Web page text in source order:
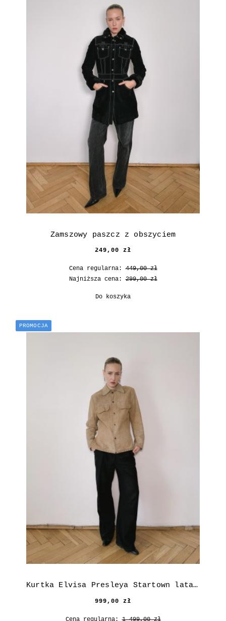
Zamszowy paszcz z obszyciem
249,00 zł
Cena regularna:449,00 zł
Najniższa cena:299,00 zł
Do koszyka
Kurtka Elvisa Presleya Startown lata 60.
999,00 zł
Cena regularna:1 499,00 zł
PROMOCJA